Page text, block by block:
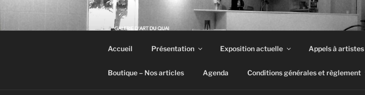
Galerie Associative Loi 1901
Accueil Présentation Exposition actuelle Appels à artistes
Boutique – Nos articles Agenda Conditions générales et règlement